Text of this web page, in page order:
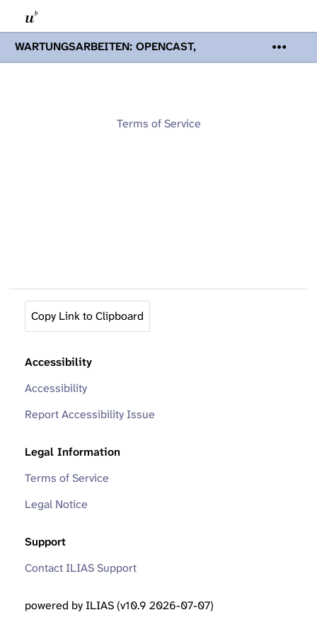
WARTUNGSARBEITEN: OPENCAST,
PODCASTS & TOBIRA
Mi 19. August
Opencast-Videos und Tobira nicht zur
Terms of Service
Copy Link to Clipboard
Accessibility
Accessibility
Report Accessibility Issue
Legal Information
Terms of Service
Legal Notice
Support
Contact ILIAS Support
powered by ILIAS (v10.9 2026-07-07)